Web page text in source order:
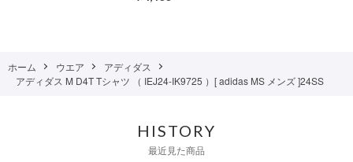
ホーム ウエア
アディダス
アディダス M D4T Tシャツ （ IEJ24-IK9725 ）[ adidas MS メンズ ]24SS
HISTORY
最近見た商品